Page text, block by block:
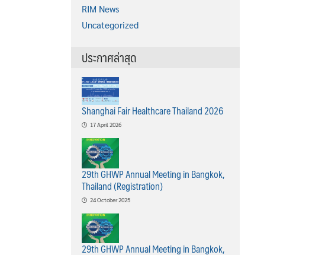
RIM News
Uncategorized
ประกาศล่าสุด
Shanghai Fair Healthcare Thailand 2026
17 April 2026
29th GHWP Annual Meeting in Bangkok,
Thailand (Registration)
24 October 2025
29th GHWP Annual Meeting in Bangkok,